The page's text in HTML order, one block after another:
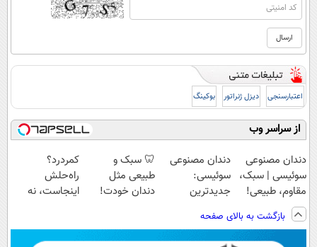
اعتبارسنجی دیزل ژنراتور بوکینگ
از سراسر وب
دندان مصنوعی
سوئیسی | سبک،
مقاوم، طبیعی!
ویزیت
رایگان+پرداخت
اقساطی😍
دندان مصنوعی
سوئیسی:
جدیدترین
سبک و مقاوم |
پرداخت قسطی
🦷 سبک و
طبیعی مثل
دندان خودت!
💳 📍 تهران
کمردرد؟
راه‌حلش
اینجاست، نه
بازگشت به بالای صفحه